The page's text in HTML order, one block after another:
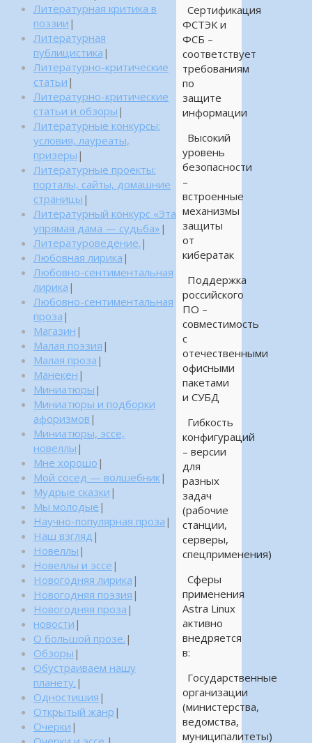
Сертификация
ФСТЭК и
ФСБ –
соответствует
требованиям
по
защите
информации
Высокий
уровень
безопасности
–
встроенные
механизмы
защиты
от
кибератак
Поддержка
российского
ПО –
совместимость
с
отечественными
офисными
пакетами
и СУБД
Гибкость
конфигураций
– версии
для
разных
задач
(рабочие
станции,
серверы,
спецприменения)
Сферы
применения
Astra Linux
активно
внедряется
в:
Государственные
организации
(министерства,
ведомства,
муниципалитеты)
Литературная критика в
поэзии |
Литературная
публицистика |
Литературно-критические
статьи |
Литературно-критические
статьи и обзоры |
Литературные конкурсы:
условия, лауреаты,
призеры |
Литературные проекты:
порталы, сайты, домашние
страницы |
Литературный конкурс «Эта
упрямая дама — судьба» |
Литературоведение. |
Любовная лирика |
Любовно-сентиментальная
лирика |
Любовно-сентиментальная
проза |
Магазин |
Малая поэзия |
Малая проза |
Манекен |
Миниатюры |
Миниатюры и подборки
афоризмов |
Миниатюры, эссе,
новеллы |
Мне хорошо |
Мой сосед — волшебник|
Мудрые сказки |
Мы молодые |
Научно-популярная проза |
Наш взгляд |
Новеллы |
Новеллы и эссе |
Новогодняя лирика |
Новогодняя поэзия |
Новогодняя проза |
новости |
О большой прозе. |
Обзоры |
Обустраиваем нашу
планету. |
Одностишия |
Открытый жанр |
Очерки |